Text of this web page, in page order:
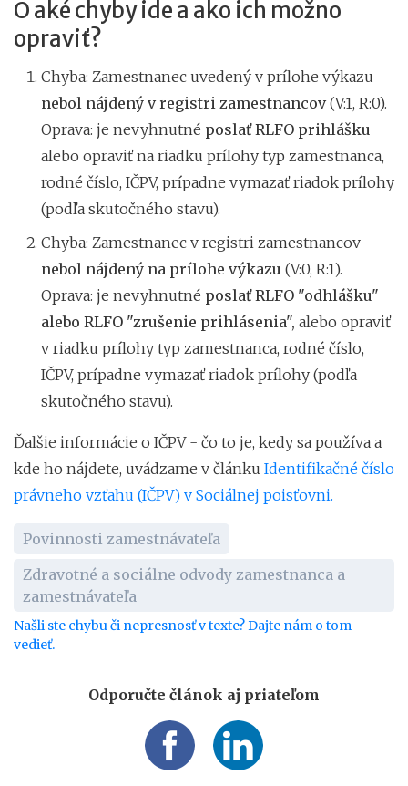
O aké chyby ide a ako ich možno
opraviť?
Chyba: Zamestnanec uvedený v prílohe výkazu
nebol nájdený v registri zamestnancov(V:1, R:0).
Oprava: je nevyhnutné poslať RLFO prihlášku
alebo opraviť na riadku prílohy typ zamestnanca,
rodné číslo, IČPV, prípadne vymazať riadok prílohy
(podľa skutočného stavu).
Chyba: Zamestnanec v registri zamestnancov
nebol nájdený na prílohe výkazu (V:0, R:1).
Oprava: je nevyhnutné poslať RLFO "odhlášku"
alebo RLFO "zrušenie prihlásenia", alebo opraviť
v riadku prílohy typ zamestnanca, rodné číslo,
IČPV, prípadne vymazať riadok prílohy (podľa
skutočného stavu).
Ďalšie informácie o IČPV - čo to je, kedy sa používa a
kde ho nájdete, uvádzame v článku Identifikačné číslo
právneho vzťahu (IČPV) v Sociálnej poisťovni.
Povinnosti zamestnávateľa
Zdravotné a sociálne odvody zamestnanca a
zamestnávateľa
Našli ste chybu či nepresnosť v texte? Dajte nám o tom
vedieť.
Odporučte článok aj priateľom